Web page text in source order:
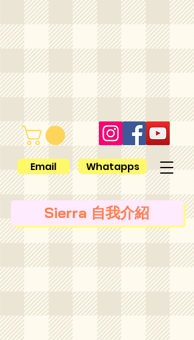
Email Whatapps
Sierra 自我介紹